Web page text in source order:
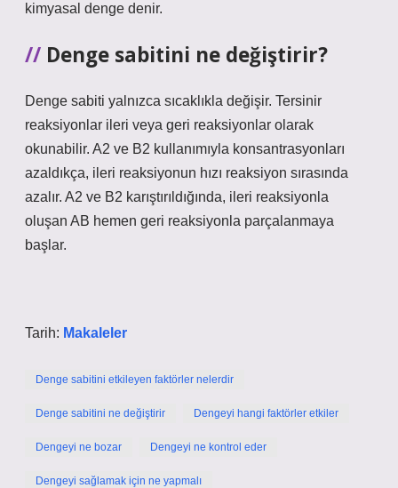
kimyasal denge denir.
Denge sabitini ne değiştirir?
Denge sabiti yalnızca sıcaklıkla değişir. Tersinir
reaksiyonlar ileri veya geri reaksiyonlar olarak
okunabilir. A2 ve B2 kullanımıyla konsantrasyonları
azaldıkça, ileri reaksiyonun hızı reaksiyon sırasında
azalır. A2 ve B2 karıştırıldığında, ileri reaksiyonla
oluşan AB hemen geri reaksiyonla parçalanmaya
başlar.
Tarih: Makaleler
Denge sabitini etkileyen faktörler nelerdir
Denge sabitini ne değiştirir Dengeyi hangi faktörler etkiler
Dengeyi ne bozar Dengeyi ne kontrol eder
Dengeyi sağlamak için ne yapmalı